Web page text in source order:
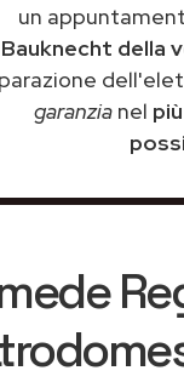
un
Bauknecht della
garanzianel